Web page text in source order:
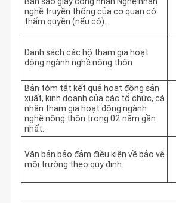
nghề truyền thống của cơ quan có
thẩm quyền (nếu có).
Danh sách các hộ tham gia hoạt
động ngành nghề nông thôn
Bản tóm tắt kết quả hoạt động sản
xuất, kinh doanh của các tổ chức, cá
nhân tham gia hoạt động ngành
nghề nông thôn trong 02 năm gần
nhất.
Văn bản bảo đảm điều kiện về bảo vệ
môi trường theo quy định.